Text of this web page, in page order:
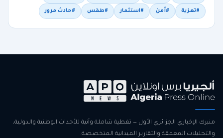
#تعزية #أمن #استثمار #طقس #حادث مرور
منبرك الإخباري الجزائري الأول — تغطية شاملة وآنية للأحداث الوطنية والدولية،
والتحليلات المعمقة والتقارير الميدانية المتخصصة.